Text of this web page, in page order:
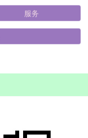
服务